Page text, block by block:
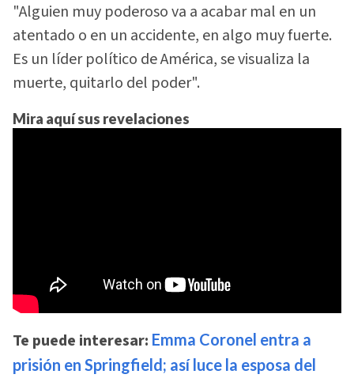
"Alguien muy poderoso va a acabar mal en un
atentado o en un accidente, en algo muy fuerte.
Es un líder político de América, se visualiza la
muerte, quitarlo del poder".
Mira aquí sus revelaciones
Te puede interesar: Emma Coronel entra a
prisión en Springfield; así luce la esposa del